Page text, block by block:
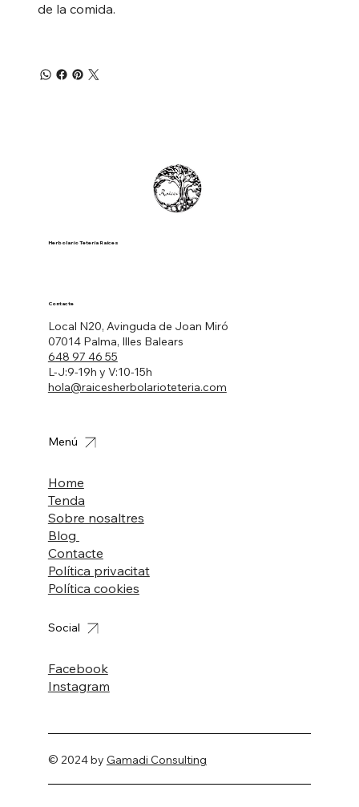
de la comida.
Herbolario Tetería Raíces
© 2024 by Gamadi Consulting
Local N20, Avinguda de Joan Miró
07014 Palma, Illes Balears
648 97 46 55
L-J:9-19h y V:10-15h
hola@raicesherbolarioteteria.com
Contacte
Home
Tenda
Sobre nosaltres
Blog
Contacte
Política privacitat
Política cookies
Menú
Facebook
Instagram
Social